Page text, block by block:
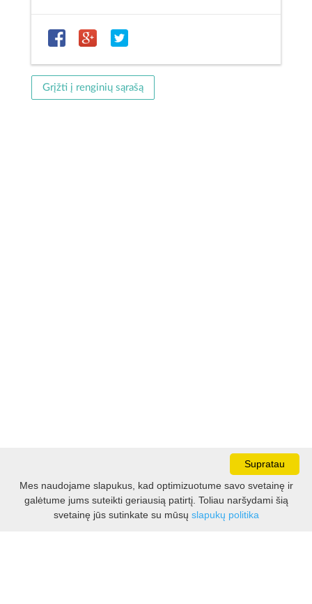
Grįžti į renginių sąrašą
Darbo laikas:
I - V 8.30 - 17.00 val.
Supratau
Mes naudojame slapukus, kad optimizuotume savo svetainę ir
galėtume jums suteikti geriausią patirtį. Toliau naršydami šią
svetainę jūs sutinkate su mūsų slapukų politika